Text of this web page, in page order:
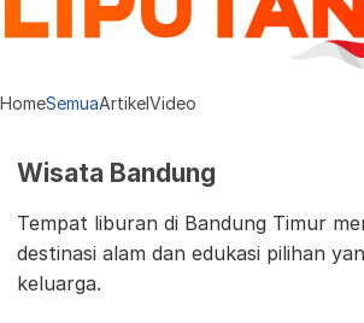
HomeSemuaArtikelVideo
Wisata Bandung
Tempat liburan di Bandung Timur
destinasi alam dan edukasi pilihan
keluarga.